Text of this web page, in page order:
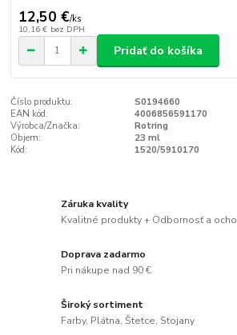
12,50 €/ks
10,16 € bez DPH
Pridať do košíka
Číslo produktu:
S0194660
EAN kód:
4006856591170
Výrobca/Značka:
Rotring
Objem:
23 ml
Kód:
1520/5910170
Záruka kvality
Kvalitné produkty + Odbornosť a
Doprava zadarmo
Pri nákupe nad 90 €
Široký sortiment
Farby, Plátna, Štetce, Stojany